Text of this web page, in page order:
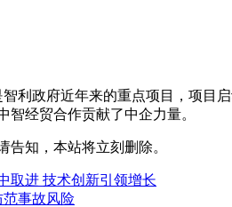
政府近年来的重点项目，项目启
经贸合作贡献了中企力量。
告知，本站将立刻删除。
取进 技术创新引领增长
范事故风险